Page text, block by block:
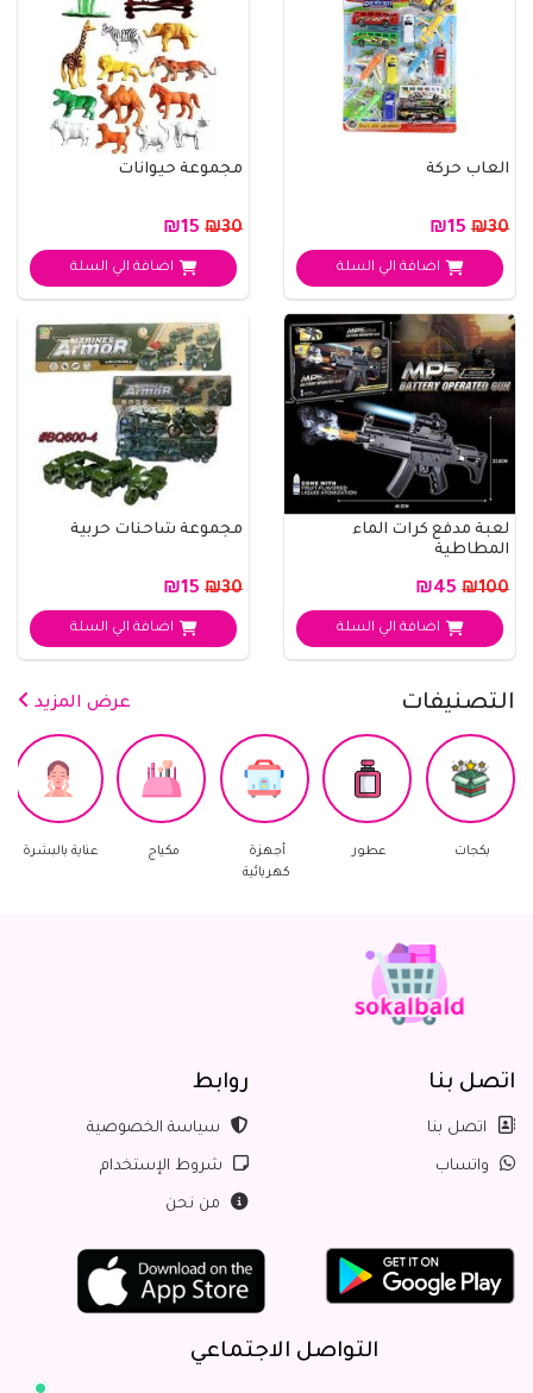
العاب حركة
₪30
اضافة الي السلة
مجموعة حيوانات
₪30
اضافة الي السلة
لعبة مدفع كرات الماء
المطاطية
₪100
اضافة الي السلة
مجموعة شاحنات حربية
₪30
اضافة الي السلة
التصنيفات عرض المزيد
عناية بالبشرة العناية
اتصل بنا
اتصل بنا
واتساب
روابط
سياسة الخصوصية
شروط الإستخدام
من نحن
التواصل الاجتماعي